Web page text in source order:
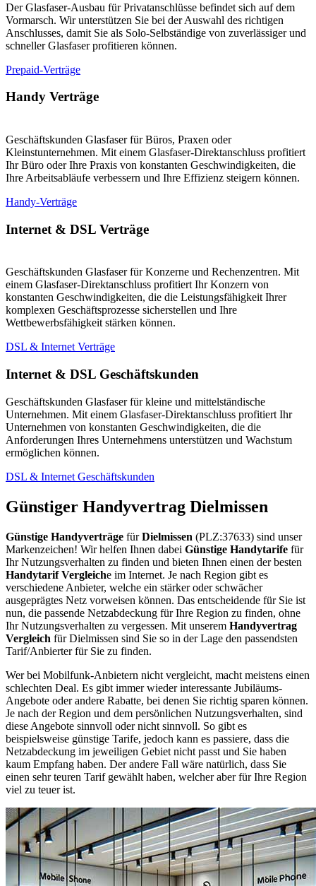
Der Glasfaser-Ausbau für Privatanschlüsse befindet sich auf dem
Vormarsch. Wir unterstützen Sie bei der Auswahl des richtigen
Anschlusses, damit Sie als Solo-Selbständige von zuverlässiger und
schneller Glasfaser profitieren können.
Prepaid-Verträge
Handy Verträge
Geschäftskunden Glasfaser für Büros, Praxen oder
Kleinstunternehmen. Mit einem Glasfaser-Direktanschluss profitiert
Ihr Büro oder Ihre Praxis von konstanten Geschwindigkeiten, die
Ihre Arbeitsabläufe verbessern und Ihre Effizienz steigern können.
Handy-Verträge
Internet & DSL Verträge
Geschäftskunden Glasfaser für Konzerne und Rechenzentren. Mit
einem Glasfaser-Direktanschluss profitiert Ihr Konzern von
konstanten Geschwindigkeiten, die die Leistungsfähigkeit Ihrer
komplexen Geschäftsprozesse sicherstellen und Ihre
Wettbewerbsfähigkeit stärken können.
DSL & Internet Verträge
Internet & DSL Geschäftskunden
Geschäftskunden Glasfaser für kleine und mittelständische
Unternehmen. Mit einem Glasfaser-Direktanschluss profitiert Ihr
Unternehmen von konstanten Geschwindigkeiten, die die
Anforderungen Ihres Unternehmens unterstützen und Wachstum
ermöglichen können.
DSL & Internet Geschäftskunden
Günstiger Handyvertrag Dielmissen
Günstige Handyverträge fürDielmissen (PLZ:37633) sind unser
Markenzeichen! Wir helfen Ihnen dabei Günstige Handytarife für
Ihr Nutzungsverhalten zu finden und bieten Ihnen einen der besten
Handytarif Vergleiche im Internet. Je nach Region gibt es
verschiedene Anbieter, welche ein stärker oder schwächer
ausgeprägtes Netz vorweisen können. Das entscheidende für Sie ist
nun, die passende Netzabdeckung für Ihre Region zu finden, ohne
Ihr Nutzungsverhalten zu vergessen. Mit unserem Handyvertrag
Vergleich für Dielmissen sind Sie so in der Lage den passendsten
Tarif/Anbierter für Sie zu finden.
Wer bei Mobilfunk-Anbietern nicht vergleicht, macht meistens einen
schlechten Deal. Es gibt immer wieder interessante Jubiläums-
Angebote oder andere Rabatte, bei denen Sie richtig sparen können.
Je nach der Region und dem persönlichen Nutzungsverhalten, sind
diese Angebote sinnvoll oder nicht sinnvoll. So gibt es
beispielsweise günstige Tarife, jedoch kann es passiere, dass die
Netzabdeckung im jeweiligen Gebiet nicht passt und Sie haben
kaum Empfang haben. Der andere Fall wäre natürlich, dass Sie
einen sehr teuren Tarif gewählt haben, welcher aber für Ihre Region
viel zu teuer ist.